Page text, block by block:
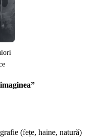
(fețe, haine, natură)